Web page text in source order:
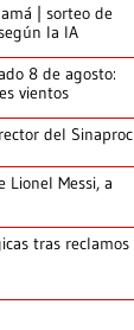
| sorteo de
la IA
8 de agosto:
vientos
del Sinaproc
Lionel Messi, a
tras reclamos